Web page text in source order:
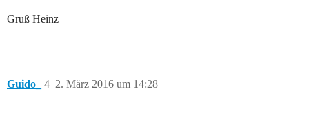
Gruß Heinz
Guido_ 2. März 2016 um 14:28
4